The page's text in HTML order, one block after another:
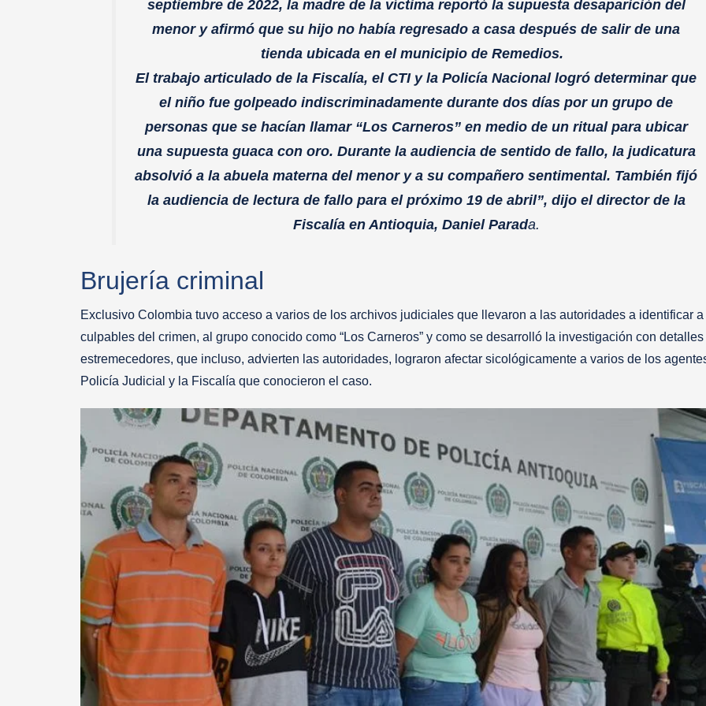
septiembre de 2022, la madre de la víctima reportó la supuesta desaparición del
menor y afirmó que su hijo no había regresado a casa después de salir de una
tienda ubicada en el municipio de Remedios.
El trabajo articulado de la Fiscalía, el CTI y la Policía Nacional logró determinar que
el niño fue golpeado indiscriminadamente durante dos días por un grupo de
personas que se hacían llamar “Los Carneros” en medio de un ritual para ubicar
una supuesta guaca con oro. Durante la audiencia de sentido de fallo, la judicatura
absolvió a la abuela materna del menor y a su compañero sentimental. También fijó
la audiencia de lectura de fallo para el próximo 19 de abril”, dijo el director de la
Fiscalía en Antioquia, Daniel Parada.
Brujería criminal
Exclusivo Colombia tuvo acceso a varios de los archivos judiciales que llevaron a las autoridades a identificar
culpables del crimen, al grupo conocido como “Los Carneros” y como se desarrolló la investigación con detalles
estremecedores, que incluso, advierten las autoridades, lograron afectar sicológicamente a varios de los
Policía Judicial y la Fiscalía que conocieron el caso.